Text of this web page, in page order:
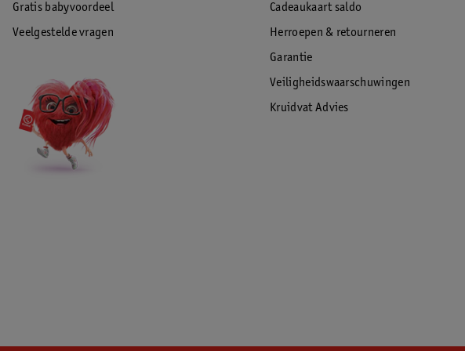
Gratis babyvoordeel
Veelgestelde vragen
Cadeaukaart saldo
Herroepen & retourneren
Garantie
Veiligheidswaarschuwingen
Kruidvat Advies